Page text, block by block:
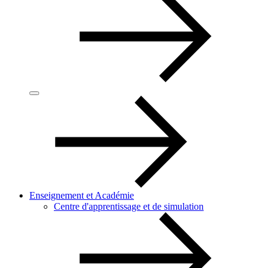
Enseignement et Académie
Centre d'apprentissage et de simulation